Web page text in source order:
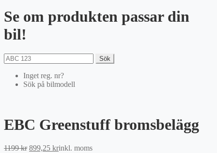
Se om produkten passar din
bil!
Sök
Inget reg. nr?
Sök på bilmodell
EBC Greenstuff bromsbelägg
1199kr Det
899,25 krDet
inkl. moms